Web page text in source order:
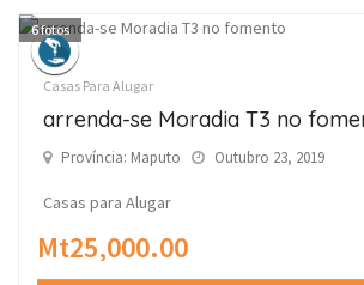
6fotos
Casas Para Alugar
arrenda-se Moradia T3 no
Província: Maputo Outubro 23, 2019
Casas para Alugar
Mt25,000.00